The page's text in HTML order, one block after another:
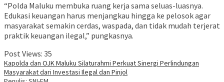
“Polda Maluku membuka ruang kerja sama seluas-luasnya.
Edukasi keuangan harus menjangkau hingga ke pelosok agar
masyarakat semakin cerdas, waspada, dan tidak mudah terjerat
praktik keuangan ilegal,” pungkasnya.
Post Views: 35
Kapolda dan OJK Maluku Silaturahmi Perkuat Sinergi Perlindungan
Masyarakat dari Investasi Ilegal dan Pinjol